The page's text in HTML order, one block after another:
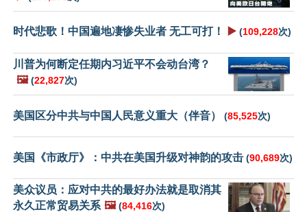
时代悲歌！中国遍地凄惨失业者 无工可打！ ▶️ (109,228次)
川普为何断定任期内习近平不会动台湾？
🖼️ (22,827次)
美国区分中共与中国人民意义重大（伴音） (85,525次)
美国《市政厅》：中共在美国升级对神韵的攻击 (90,689次)
美众议员：应对中共的最好办法就是取消其
永久正常贸易关系 🖼️ (84,416次)